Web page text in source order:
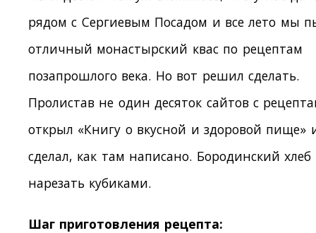
рядом с Сергиевым Посадом и все лето мы
отличный монастырский квас по рецептам
позапрошлого века. Но вот решил сделать.
Пролистав не один десяток сайтов с
открыл «Книгу о вкусной и здоровой пище»
сделал, как там написано. Бородинский хлеб
нарезать кубиками.
Шаг приготовления рецепта: